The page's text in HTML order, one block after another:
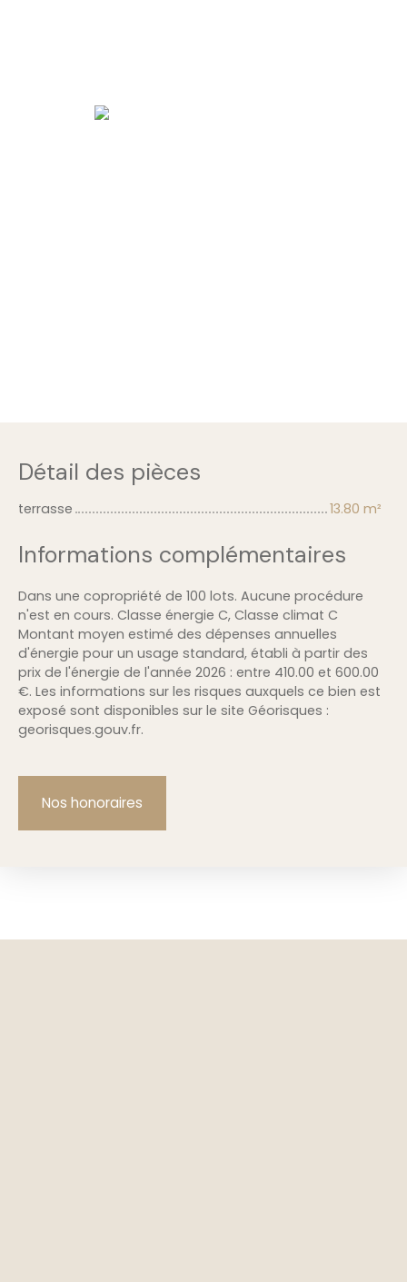
Détail des pièces
terrasse 13.80 m²
Informations complémentaires
Dans une copropriété de 100 lots. Aucune procédure
n'est en cours. Classe énergie C, Classe climat C
Montant moyen estimé des dépenses annuelles
d'énergie pour un usage standard, établi à partir des
prix de l'énergie de l'année 2026 : entre 410.00 et 600.00
€. Les informations sur les risques auxquels ce bien est
exposé sont disponibles sur le site Géorisques :
georisques.gouv.fr.
Nos honoraires